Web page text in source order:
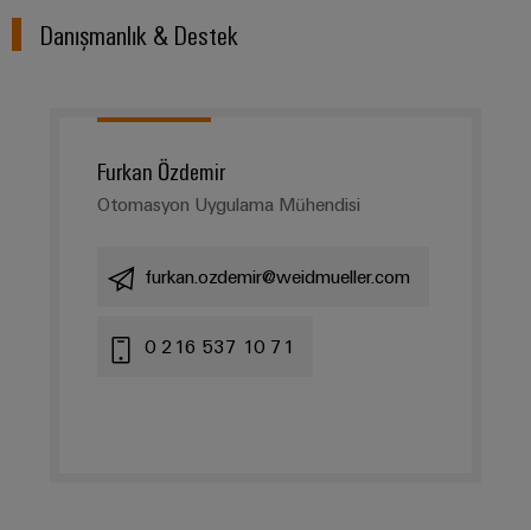
Danışmanlık & Destek
Furkan Özdemir
Otomasyon Uygulama Mühendisi
furkan.ozdemir@weidmueller.com
0 216 537 10 71